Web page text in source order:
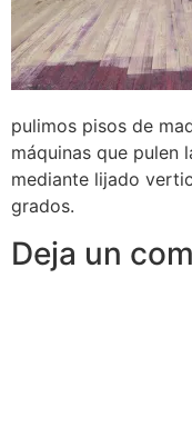
pulimos pisos de
máquinas que pulen
mediante lijado
grados.
Deja un